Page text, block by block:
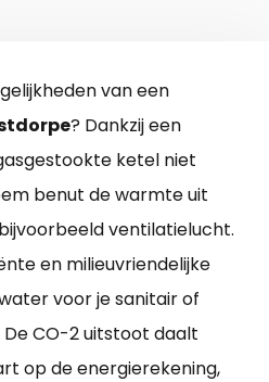
van een
? Dankzij een
ketel niet
benut de warmte uit
ventilatielucht.
en milieuvriendelijke
voor je sanitair of
CO-2 uitstoot daalt
op de energierekening,